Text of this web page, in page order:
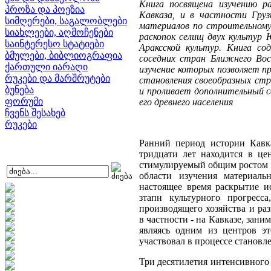
პროზა და პოეზია
სიმღერები, საგალობლები
სიახლეები, აღმოჩენები
საინტერესო სტატიები
ბმულები, ბიბლიოგრაფია
ქართული იარაღი
რუკები და მარშრუტები
ბუნება
ფორუმი
ჩვენს შესახებ
რუკები
Книга посвящена изучению
Кавказа, и в частности
материалов по
раскопок селищ двух
Араксской культур. Книга
соседних стран Ближнего
изучение которых позволяет
становления своеобразных
и проливает дополнительный
его древнего населения
Ранний период истории
тридцати лет находится в
стимулируемый общим ростом
области изучения
настоящее время раскрытие
зтапн культурного
производящего хозяйства и
в частности - на Кавказе,
являясь одним из центров
участвовал в процессе
Три десятилетия